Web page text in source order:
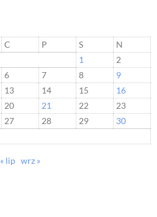
C P S
N
1
2
6 7 8
9
13 14 15
16
20 21 22
23
27 28 29
30
« lip wrz »